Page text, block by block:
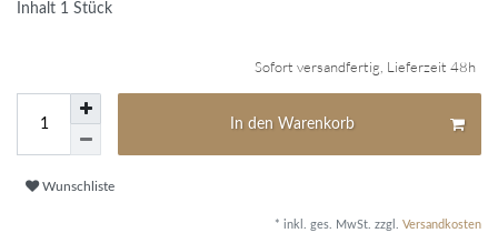
Inhalt 1 Stück
Sofort versandfertig, Lieferzeit 48h
In den Warenkorb
Wunschliste
* inkl. ges. MwSt. zzgl. Versandkosten